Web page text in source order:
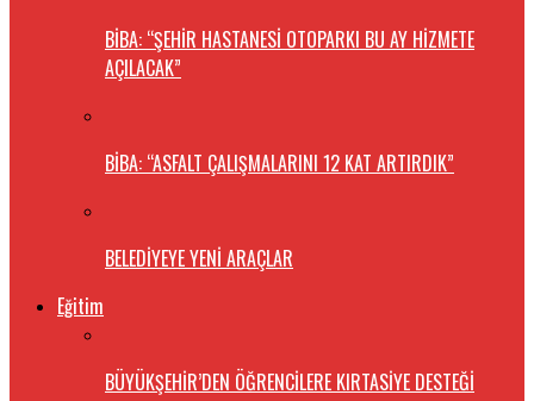
BİBA: “ŞEHİR HASTANESİ OTOPARKI BU AY HİZMETE
AÇILACAK”
BİBA: “ASFALT ÇALIŞMALARINI 12 KAT ARTIRDIK”
BELEDİYEYE YENİ ARAÇLAR
Eğitim
BÜYÜKŞEHİR’DEN ÖĞRENCİLERE KIRTASİYE DESTEĞİ